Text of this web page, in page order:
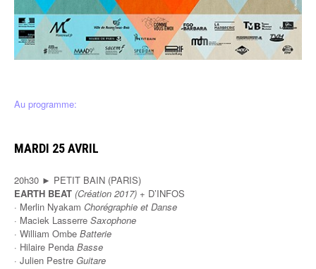
Au programme:
MARDI 25 AVRIL
20h30 ► PETIT BAIN (PARIS)
EARTH BEAT (Création 2017) + D’INFOS
· Merlin Nyakam Chorégraphie et Danse
· Maciek Lasserre Saxophone
· William Ombe Batterie
· Hilaire Penda Basse
· Julien Pestre Guitare